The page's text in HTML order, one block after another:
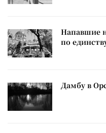
Напавшие
по
Дамбу в